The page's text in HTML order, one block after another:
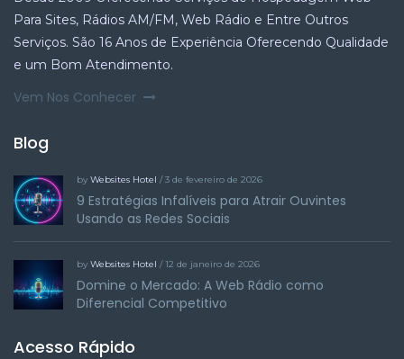
Para Sites, Rádios AM/FM, Web Rádio e Entre Outros
Serviços. São 16 Anos de Experiência Oferecendo Qualidade
e um Bom Atendimento.
Vem Nos Conhecer
Blog
by Websites Hotel / 3 de fevereiro de 2026
9 Estratégias Infalíveis para Atrair Ouvintes
Usando as Redes Sociais
by Websites Hotel / 12 de janeiro de 2026
Domine o Mercado: A Web Rádio como
Diferencial Competitivo
Acesso Rápido